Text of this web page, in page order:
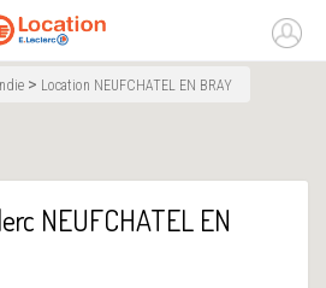
> Location NEUFCHATEL EN BRAY
NEUFCHATEL EN